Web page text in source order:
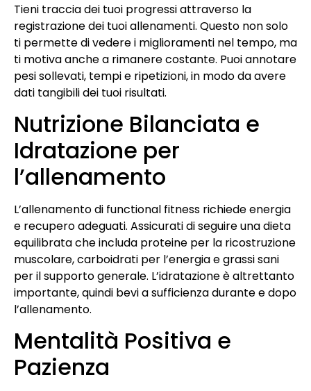
Tieni traccia dei tuoi progressi attraverso la
registrazione dei tuoi allenamenti. Questo non solo
ti permette di vedere i miglioramenti nel tempo, ma
ti motiva anche a rimanere costante. Puoi annotare
pesi sollevati, tempi e ripetizioni, in modo da avere
dati tangibili dei tuoi risultati.
Nutrizione Bilanciata e
Idratazione per
l’allenamento
L’allenamento di functional fitness richiede energia
e recupero adeguati. Assicurati di seguire una dieta
equilibrata che includa proteine per la ricostruzione
muscolare, carboidrati per l’energia e grassi sani
per il supporto generale. L’idratazione è altrettanto
importante, quindi bevi a sufficienza durante e dopo
l’allenamento.
Mentalità Positiva e
Pazienza